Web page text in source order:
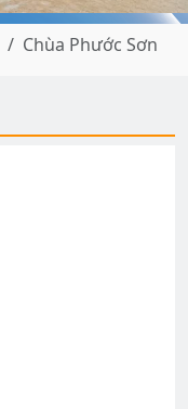
Chùa Phước Sơn